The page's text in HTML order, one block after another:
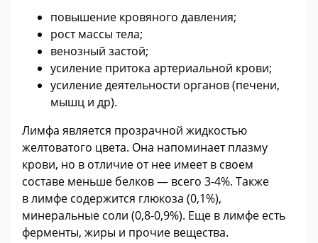
повышение кровяного давления;
рост массы тела;
венозный застой;
усиление притока артериальной крови;
усиление деятельности органов (печени,
мышц и др).
Лимфа является прозрачной жидкостью
желтоватого цвета. Она напоминает плазму
крови, но в отличие от нее имеет в своем
составе меньше белков — всего 3-4%. Также
в лимфе содержится глюкоза (0,1%),
минеральные соли (0,8-0,9%). Еще в лимфе есть
ферменты, жиры и прочие вещества.